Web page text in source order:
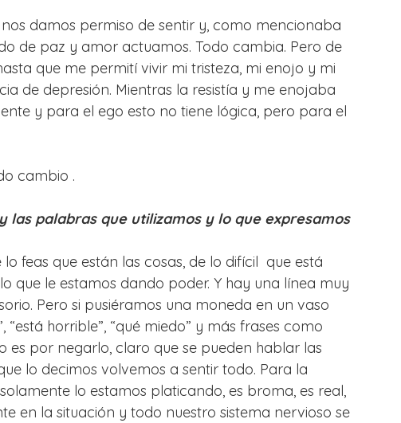
damos permiso de sentir y, como mencionaba
de paz y amor actuamos. Todo cambia. Pero de
que me permití vivir mi tristeza, mi enojo y mi
de depresión. Mientras la resistía y me enojaba
y para el ego esto no tiene lógica, pero para el
cambio .
las palabras que utilizamos y lo que expresamos
feas que están las cosas, de lo difícil  que está
que le estamos dando poder. Y hay una línea muy
Pero si pusiéramos una moneda en un vaso
“está horrible”, “qué miedo” y más frases como
es por negarlo, claro que se pueden hablar las
lo decimos volvemos a sentir todo. Para la
lo estamos platicando, es broma, es real,
en la situación y todo nuestro sistema nervioso se